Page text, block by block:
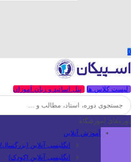
0
لیست کلاس ها پنل اساتید و زبان آموزان
دوره‌های آموزشگاه
آموزش آنلاین
انگلیسی آنلاین (بزرگسال)
انگلیسی آنلاین (کودک)